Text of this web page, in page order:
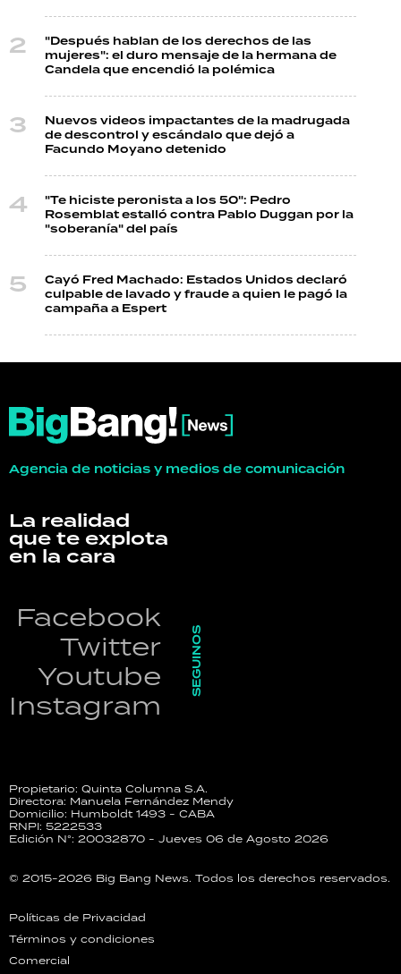
"Después hablan de los derechos de las
mujeres": el duro mensaje de la hermana de
Candela que encendió la polémica
Nuevos videos impactantes de la madrugada
de descontrol y escándalo que dejó a
Facundo Moyano detenido
"Te hiciste peronista a los 50": Pedro
Rosemblat estalló contra Pablo Duggan por la
"soberanía" del país
Cayó Fred Machado: Estados Unidos declaró
culpable de lavado y fraude a quien le pagó la
campaña a Espert
Agencia de noticias y medios de comunicación
La realidad
que te explota
en la cara
Facebook
Twitter
Youtube
Instagram
SEGUINOS
Propietario: Quinta Columna S.A.
Directora: Manuela Fernández Mendy
Domicilio: Humboldt 1493 - CABA
RNPI: 5222533
Edición N°: 20032870 - Jueves 06 de Agosto 2026
© 2015-2026 Big Bang News. Todos los derechos reservados.
Políticas de Privacidad
Términos y condiciones
Comercial